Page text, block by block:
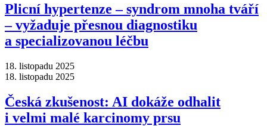
Plicní hypertenze –⁠ syndrom mnoha tváří
–⁠ vyžaduje přesnou diagnostiku
a specializovanou léčbu
18. listopadu 2025
18. listopadu 2025
Česká zkušenost: AI dokáže odhalit
i velmi malé karcinomy prsu